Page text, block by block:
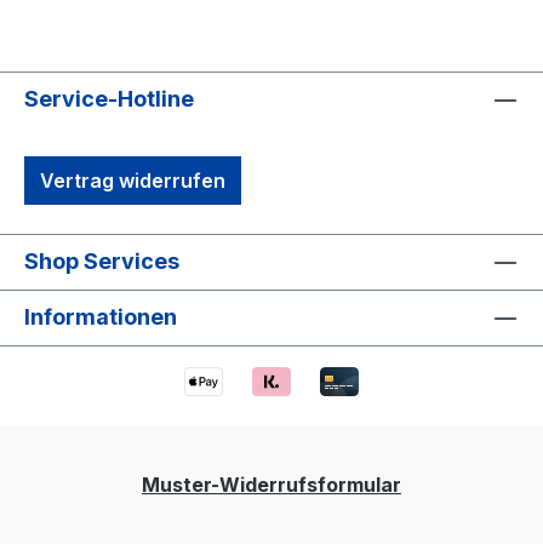
Service-Hotline
Vertrag widerrufen
Shop Services
Informationen
Muster-Widerrufsformular